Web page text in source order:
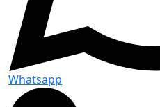
Whatsapp